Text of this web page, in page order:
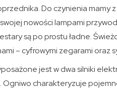
Do czynienia mamy
nowości lampami
są po prostu ładne.
– cyfrowymi zegarami oraz
jest w dwa silniki
charakteryzuje